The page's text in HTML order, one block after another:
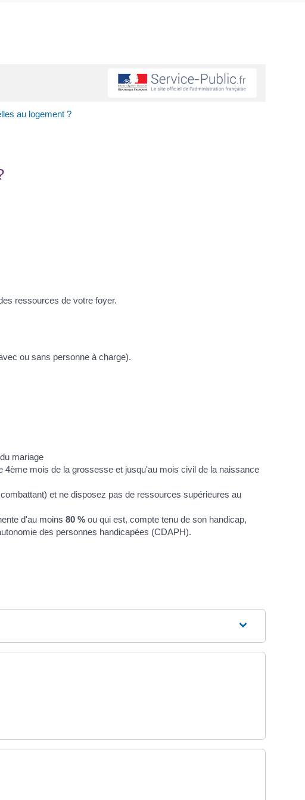
au logement ?
ressources de votre foyer.
ou sans personne à charge).
mariage
4ème mois de la grossesse et jusqu'au mois civil de la naissance
et ne disposez pas de ressources supérieures au
d'au moins 80 % ou qui est, compte tenu de son handicap,
des personnes handicapées (CDAPH).